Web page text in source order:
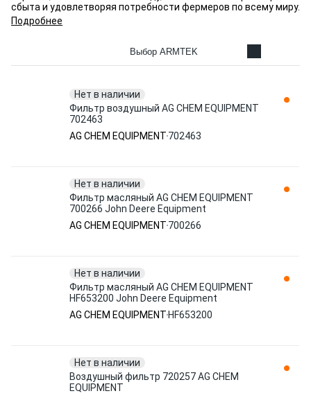
сбыта и удовлетворяя потребности фермеров по всему миру.
Подробнее
Выбор ARMTEK
Нет в наличии
Фильтр воздушный AG CHEM EQUIPMENT
702463
AG CHEM EQUIPMENT 702463
Нет в наличии
Фильтр масляный AG CHEM EQUIPMENT
700266 John Deere Equipment
AG CHEM EQUIPMENT 700266
Нет в наличии
Фильтр масляный AG CHEM EQUIPMENT
HF653200 John Deere Equipment
AG CHEM EQUIPMENT HF653200
Нет в наличии
Воздушный фильтр 720257 AG CHEM
EQUIPMENT